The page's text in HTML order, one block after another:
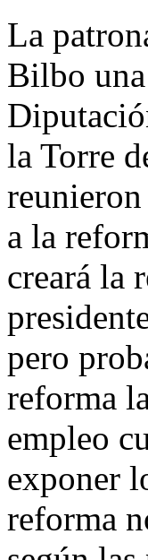
La
Bilbo
la Torre
a la
creará la
pero
reforma
empleo
exponer
reforma